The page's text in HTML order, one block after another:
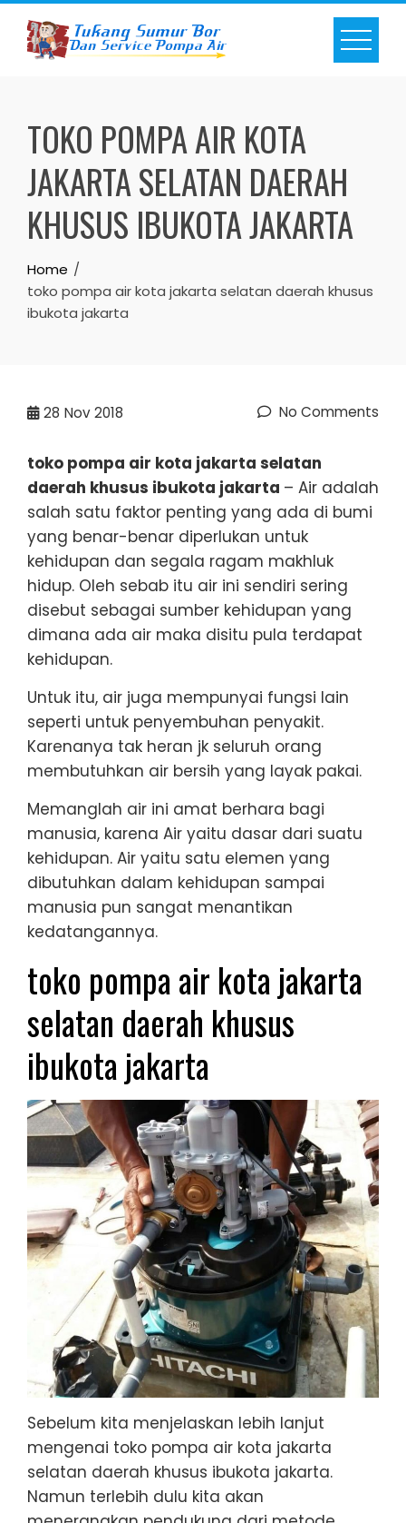
Skip
content
TOKO POMPA AIR KOTA
JAKARTA SELATAN DAERAH
KHUSUS IBUKOTA JAKARTA
Home
toko pompa air kota jakarta selatan daerah khusus
ibukota jakarta
28 Nov 2018 No Comments
toko pompa air kota jakarta selatan
daerah khusus ibukota jakarta – Air adalah
salah satu faktor penting yang ada di bumi
yang benar-benar diperlukan untuk
kehidupan dan segala ragam makhluk
hidup. Oleh sebab itu air ini sendiri sering
disebut sebagai sumber kehidupan yang
dimana ada air maka disitu pula terdapat
kehidupan.
Untuk itu, air juga mempunyai fungsi lain
seperti untuk penyembuhan penyakit.
Karenanya tak heran jk seluruh orang
membutuhkan air bersih yang layak pakai.
Memanglah air ini amat berhara bagi
manusia, karena Air yaitu dasar dari suatu
kehidupan. Air yaitu satu elemen yang
dibutuhkan dalam kehidupan sampai
manusia pun sangat menantikan
kedatangannya.
toko pompa air kota jakarta
selatan daerah khusus
ibukota jakarta
Sebelum kita menjelaskan lebih lanjut
mengenai toko pompa air kota jakarta
selatan daerah khusus ibukota jakarta.
Namun terlebih dulu kita akan